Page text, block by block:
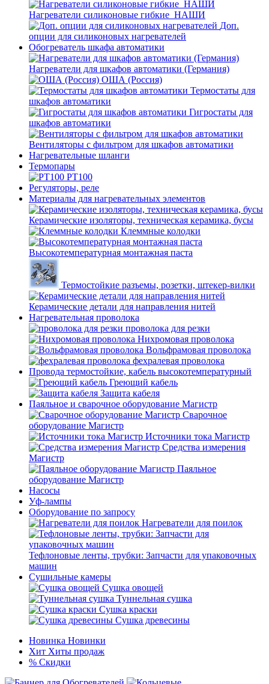
Нагреватели силиконовые гибкие_НАШИ
Доп.
опции для силиконовых нагревателей
Обогреватель шкафа автоматики
Нагреватели для шкафов автоматики (Германия)
ОША (Россия)
Термостаты для
шкафов автоматики
Гигростаты для
шкафов автоматики
Вентиляторы с фильтром для шкафов автоматики
Нагревательные шланги
Термопары
PT100
Регуляторы, реле
Материалы для нагревательных элементов
Керамические изоляторы, техническая керамика, бусы
Клеммные колодки
Высокотемпературная монтажная паста
Термостойкие разъемы, розетки, штекер-вилки
Керамические детали для направления нитей
Нагревательная проволока
проволока для резки
Нихромовая проволока
Вольфрамовая проволока
фехралевая проволока
Провода термостойкие, кабель высокотемпературный
Греющий кабель
Защита кабеля
Паяльное и сварочное оборудование Магистр
Сварочное
оборудование Магистр
Источники тока Магистр
Средства измерения
Магистр
Паяльное
оборудование Магистр
Насосы
Уф-лампы
Оборудование по запросу
Нагреватели для поилок
Тефлоновые ленты, трубки: Запчасти для упаковочных
машин
Сушильные камеры
Сушка овощей
Туннельная сушка
Сушка краски
Сушка древесины
Новинка Новинки
Хит Хиты продаж
% Скидки